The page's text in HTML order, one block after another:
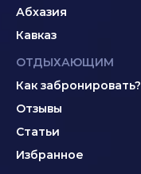
Абхазия
Кавказ
ОТДЫХАЮЩИМ
Как забронировать?
Отзывы
Статьи
Избранное